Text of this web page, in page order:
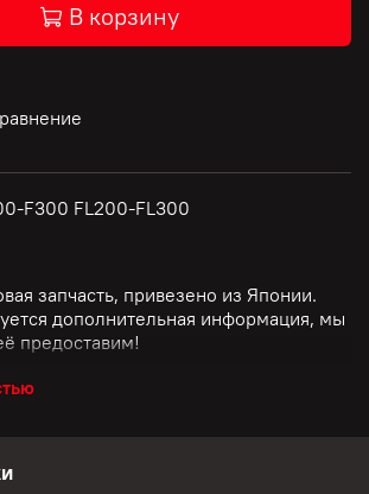
В корзину
F300 FL200-FL300
запчасть, привезено из Японии.
дополнительная информация, мы
предоставим!
"Мото-Депо"